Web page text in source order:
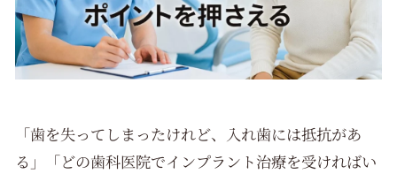
「歯を失ってしまったけれど、入れ歯には抵抗があ
る」「どの歯科医院でインプラント治療を受ければい